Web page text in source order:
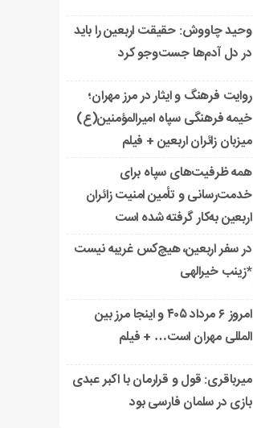
وحید چاووش: حقیقت اربعین را باید
در دل آدم‌ها جست‌وجو کرد
روایت فرهنگ و ایثار در مرز مهران؛
خیمه فرهنگی سپاه امیرالمؤمنین(ع)
میزبان زائران اربعین + فیلم
همه ظرفیت‌های سپاه برای
خدمت‌رسانی و تأمین امنیت زائران
اربعین به‌کار گرفته شده است
در سفر اربعین، هیچ‌کس غریبه نیست
*زینب خیرالهی
امروز ۶ مرداد ۴۰۵ و اینجا مرز بین
المللی مهران است… + فیلم
میرباقری: قول و قرارمان با اکبر عبدی
بازی در سلمان فارسی بود